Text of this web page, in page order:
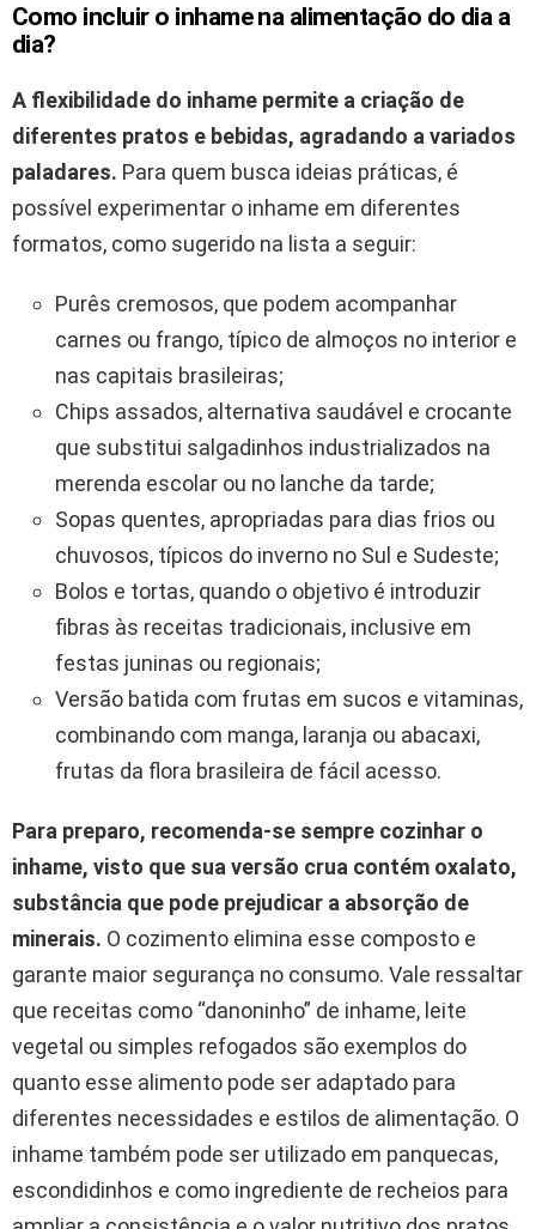
Como incluir o inhame na alimentação do dia a
dia?
A flexibilidade do inhame permite a criação de
diferentes pratos e bebidas, agradando a variados
paladares. Para quem busca ideias práticas, é
possível experimentar o inhame em diferentes
formatos, como sugerido na lista a seguir:
Purês cremosos, que podem acompanhar
carnes ou frango, típico de almoços no interior e
nas capitais brasileiras;
Chips assados, alternativa saudável e crocante
que substitui salgadinhos industrializados na
merenda escolar ou no lanche da tarde;
Sopas quentes, apropriadas para dias frios ou
chuvosos, típicos do inverno no Sul e Sudeste;
Bolos e tortas, quando o objetivo é introduzir
fibras às receitas tradicionais, inclusive em
festas juninas ou regionais;
Versão batida com frutas em sucos e vitaminas,
combinando com manga, laranja ou abacaxi,
frutas da flora brasileira de fácil acesso.
Para preparo, recomenda-se sempre cozinhar o
inhame, visto que sua versão crua contém oxalato,
substância que pode prejudicar a absorção de
minerais. O cozimento elimina esse composto e
garante maior segurança no consumo. Vale ressaltar
que receitas como “danoninho” de inhame, leite
vegetal ou simples refogados são exemplos do
quanto esse alimento pode ser adaptado para
diferentes necessidades e estilos de alimentação. O
inhame também pode ser utilizado em panquecas,
escondidinhos e como ingrediente de recheios para